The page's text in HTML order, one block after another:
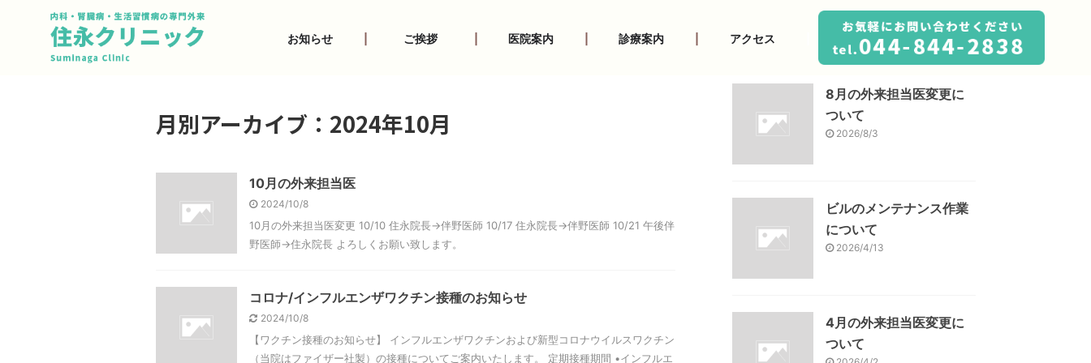
お知らせ ご挨拶 医院案内 診療案内 アクセス
月別アーカイブ：2024年10月
10月の外来担当医
2024/10/8
10月の外来担当医変更 10/10 住永院長→伴野医師 10/17 住永院長→伴野医師 10/21 午後伴
野医師→住永院長 よろしくお願い致します。
コロナ/インフルエンザワクチン接種のお知らせ
2024/10/8
【ワクチン接種のお知らせ】 インフルエンザワクチンおよび新型コロナウイルスワクチン
（当院はファイザー社製）の接種についてご案内いたします。 定期接種期間 •インフルエ
8月の外来担当医変更に
ついて
2026/8/3
ビルのメンテナンス作業
について
2026/4/13
4月の外来担当医変更に
ついて